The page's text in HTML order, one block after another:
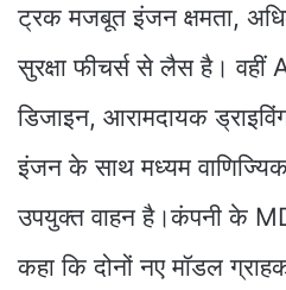
ट्रक मजबूत इंजन क्षमता,
सुरक्षा फीचर्स से लैस है।
डिजाइन, आरामदायक
इंजन के साथ मध्यम
उपयुक्त वाहन है।कंपनी के
कहा कि दोनों नए मॉडल